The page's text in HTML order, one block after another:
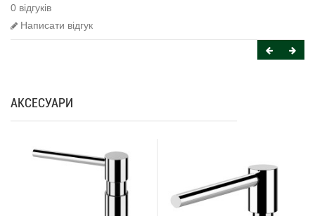
0 відгуків
Написати відгук
АКСЕСУАРИ